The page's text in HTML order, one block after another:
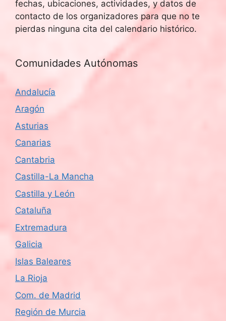
fechas, ubicaciones, actividades, y datos de
contacto de los organizadores para que no te
pierdas ninguna cita del calendario histórico.
Comunidades Autónomas
Andalucía
Aragón
Asturias
Canarias
Cantabria
Castilla-La Mancha
Castilla y León
Cataluña
Extremadura
Galicia
Islas Baleares
La Rioja
Com. de Madrid
Región de Murcia